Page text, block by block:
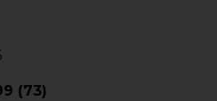
(73)